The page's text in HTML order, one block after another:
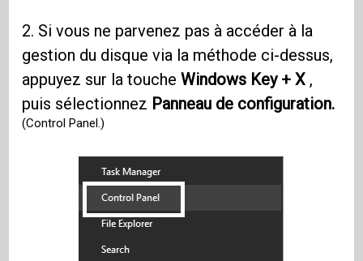
2. Si vous ne parvenez pas à accéder à la
gestion du disque via la méthode ci-dessus,
appuyez sur la toucheWindows Key + X ,
puis sélectionnez Panneau de configuration.
(Control Panel.)